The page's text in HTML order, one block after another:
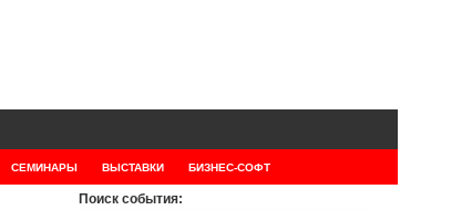
СЕМИНАРЫ ВЫСТАВКИ БИЗНЕС-СОФТ
Поиск события: